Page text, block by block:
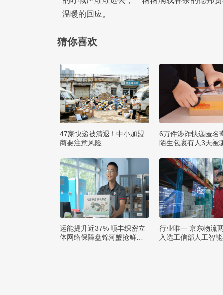
温暖的回应。
猜你喜欢
47家快递被清退！中小加盟
商要注意风险
6万件涉诈快递匿名
陌生包裹有人3天被
运能提升近37% 顺丰织密立
体网络保障盘锦河蟹抢鲜出
行业唯一 京东物流
入选工信部人工智